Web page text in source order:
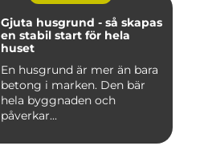
Gjuta husgrund - så skapas
en stabil start för hela
huset
En husgrund är mer än bara
betong i marken. Den bär
hela byggnaden och
påverkar...